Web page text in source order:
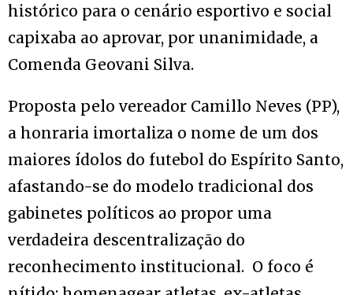
histórico para o cenário esportivo e social
capixaba ao aprovar, por unanimidade, a
Comenda Geovani Silva.
Proposta pelo vereador Camillo Neves (PP),
a honraria imortaliza o nome de um dos
maiores ídolos do futebol do Espírito Santo,
afastando-se do modelo tradicional dos
gabinetes políticos ao propor uma
verdadeira descentralização do
reconhecimento institucional. O foco é